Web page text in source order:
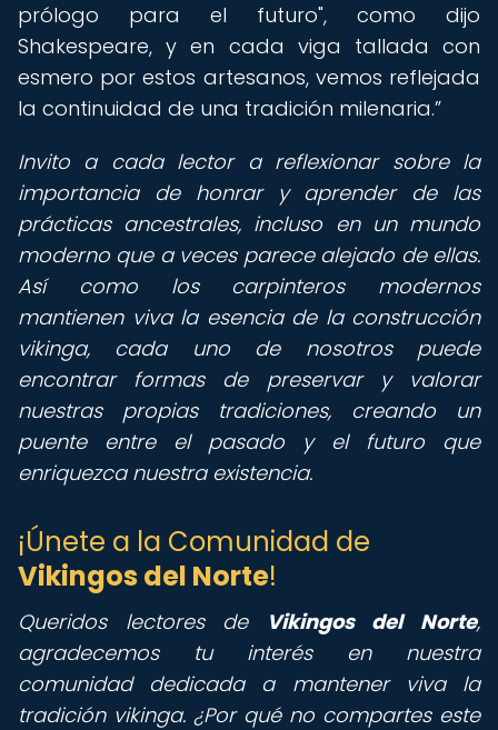
prólogo para el futuro", como dijo
Shakespeare, y en cada viga tallada con
esmero por estos artesanos, vemos reflejada
la continuidad de una tradición milenaria.
Invito a cada lector a reflexionar sobre la
importancia de honrar y aprender de las
prácticas ancestrales, incluso en un mundo
moderno que a veces parece alejado de ellas.
Así como los carpinteros modernos
mantienen viva la esencia de la construcción
vikinga, cada uno de nosotros puede
encontrar formas de preservar y valorar
nuestras propias tradiciones, creando un
puente entre el pasado y el futuro que
enriquezca nuestra existencia.
¡Únete a la Comunidad de
Vikingos del Norte!
Queridos lectores de Vikingos del Norte,
agradecemos tu interés en nuestra
comunidad dedicada a mantener viva la
tradición vikinga. ¿Por qué no compartes este